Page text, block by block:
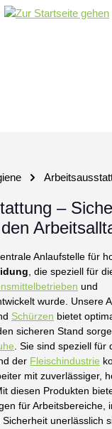
–
Anlaufstelle für
, die speziell für
und
wurde. Unsere
Schürzen bietet
sicheren Stand
. Sie sind speziell für
der Fleischindustrie
mit zuverlässiger,
diesen Produkten
für Arbeitsbereiche,
Sicherheit unerlässlich